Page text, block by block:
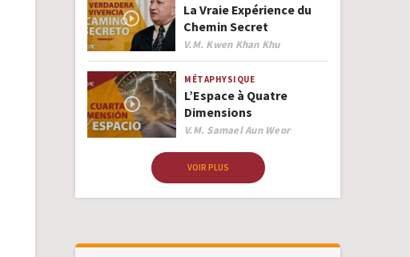
La Vraie Expérience du
Chemin Secret
Author
V.M. Kwen Khan Khu
MÉTAPHYSIQUE
L’Espace à Quatre
Dimensions
Author
V.M. Samael Aun Weor
VOIR PLUS